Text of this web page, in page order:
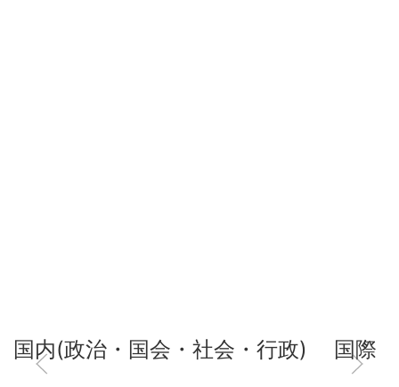
国内(政治・国会・社会・行政) 国際